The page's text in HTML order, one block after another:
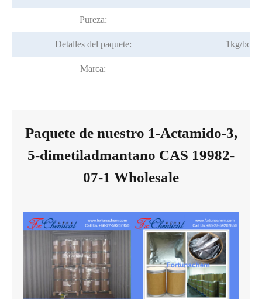
Pureza:
Detalles del paquete: 1kg/
Marca:
Paquete de nuestro 1-Actamido-3,
5-dimetiladmantano CAS 19982-
07-1 Wholesale